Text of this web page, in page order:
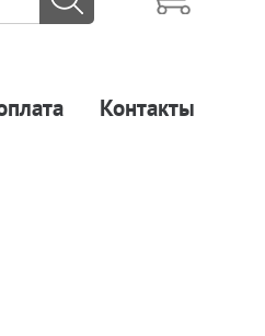
Контакты